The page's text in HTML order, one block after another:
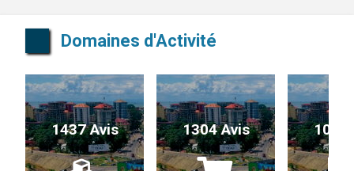
Domaines d'Activité
1437 Avis 1304 Avis 1017